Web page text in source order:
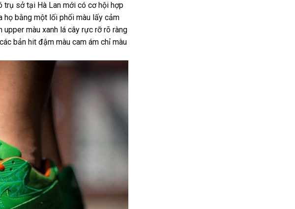
trụ sở tại Hà Lan mới có cơ hội hợp
họ bằng một lối phối màu lấy cảm
màu xanh lá cây rực rỡ rõ ràng
bản hit đậm màu cam ám chỉ màu